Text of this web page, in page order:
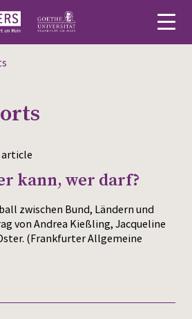
article
kann, wer darf?
zwischen Bund, Ländern und
von Andrea Kießling, Jacqueline
(Frankfurter Allgemeine